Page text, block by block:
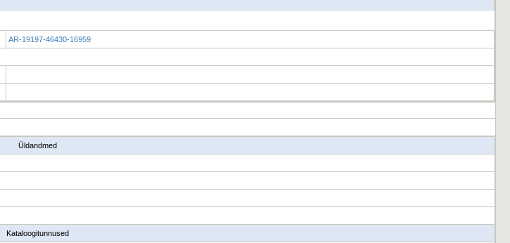
AR-19197-46430-16959
Üldandmed
Kataloogitunnused